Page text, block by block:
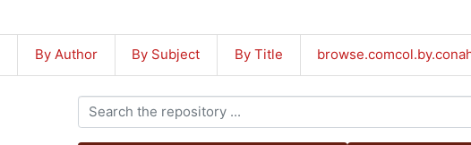
By Author By Subject By Title